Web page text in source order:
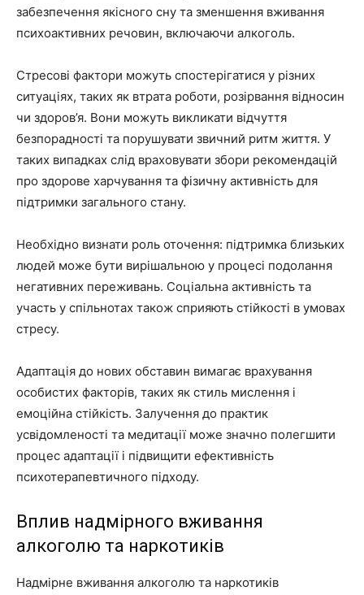
забезпечення якісного сну та зменшення вживання
психоактивних речовин, включаючи алкоголь.
Стресові фактори можуть спостерігатися у різних
ситуаціях, таких як втрата роботи, розірвання відносин
чи здоров’я. Вони можуть викликати відчуття
безпорадності та порушувати звичний ритм життя. У
таких випадках слід враховувати збори рекомендацій
про здорове харчування та фізичну активність для
підтримки загального стану.
Необхідно визнати роль оточення: підтримка близьких
людей може бути вирішальною у процесі подолання
негативних переживань. Соціальна активність та
участь у спільнотах також сприяють стійкості в умовах
стресу.
Адаптація до нових обставин вимагає врахування
особистих факторів, таких як стиль мислення і
емоційна стійкість. Залучення до практик
усвідомленості та медитації може значно полегшити
процес адаптації і підвищити ефективність
психотерапевтичного підходу.
Вплив надмірного вживання
алкоголю та наркотиків
Надмірне вживання алкоголю та наркотиків